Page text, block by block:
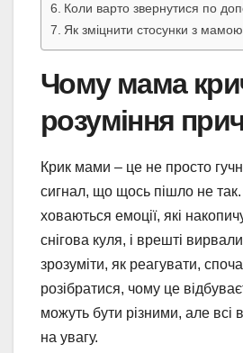
Коли варто звернутися по
Як зміцнити стосунки з мамою
Чому мама
розуміння
Крик мами – це не просто
сигнал, що щось пішло не
ховаються емоції, які
снігова куля, і врешті
зрозуміти, як реагувати,
розібратися, чому це
можуть бути різними, але всі
на увагу.